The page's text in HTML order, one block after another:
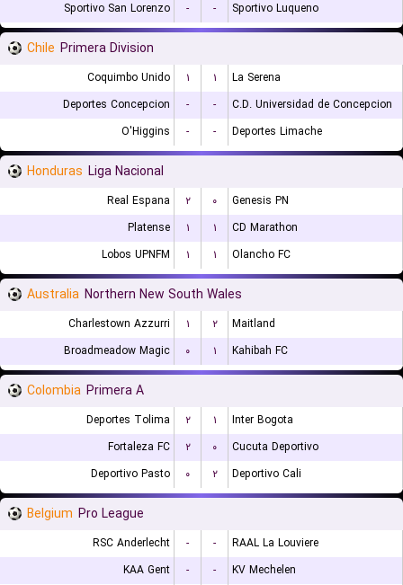
Sportivo San Lorenzo - - Sportivo Luqueno
Chile Primera Division
Coquimbo Unido ۱ ۱
La Serena
Deportes Concepcion
- -
C.D. Universidad de Concepcion
O'Higgins
- - Deportes Limache
Honduras Liga Nacional
Real Espana ۲ ۰
Genesis PN
Platense
۱ ۱
CD Marathon
Lobos UPNFM
۱ ۱ Olancho FC
Australia Northern New South Wales
Charlestown Azzurri ۱ ۲
Maitland
Broadmeadow Magic
۰ ۱ Kahibah FC
Colombia Primera A
Deportes Tolima ۲ ۱
Inter Bogota
Fortaleza FC
۲ ۰
Cucuta Deportivo
Deportivo Pasto
۰ ۲ Deportivo Cali
Belgium Pro League
RSC Anderlecht - -
RAAL La Louviere
KAA Gent
- -
KV Mechelen